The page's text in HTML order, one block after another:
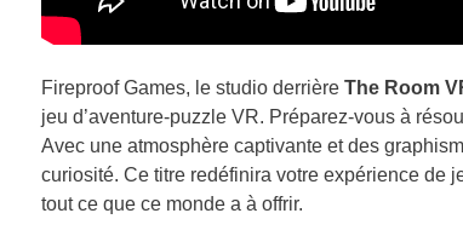
Fireproof Games, le studio derrière The Room
jeu d’aventure-puzzle VR. Préparez-vous à
Avec une atmosphère captivante et des
curiosité. Ce titre redéfinira votre expérience de
tout ce que ce monde a à offrir.